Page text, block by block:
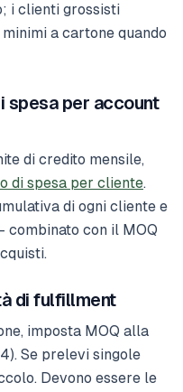
i clienti grossisti
a cartone quando
spesa per account
di credito mensile,
di spesa per cliente.
di ogni cliente e
con il MOQ
di fulfillment
imposta MOQ alla
Se prelevi singole
Devono essere le